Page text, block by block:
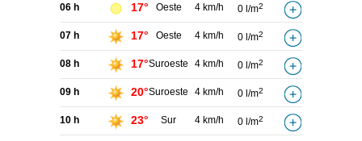
06 h 17° Oeste 4 km/h 0 l/m2
07 h 17° Oeste 4 km/h 0 l/m2
08 h 17°Suroeste 4 km/h 0 l/m2
09 h 20°Suroeste 4 km/h 0 l/m2
10 h 23° Sur 4 km/h 0 l/m2